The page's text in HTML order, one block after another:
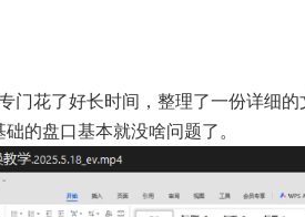
门花了好长时间，整理了一份详细
的盘口基本就没啥问题了。